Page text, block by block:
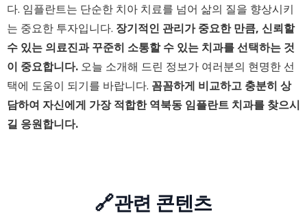
다. 임플란트는 단순한 치아 치료를 넘어 삶의 질을 향상시키
는 중요한 투자입니다. 장기적인 관리가 중요한 만큼, 신뢰할
수 있는 의료진과 꾸준히 소통할 수 있는 치과를 선택하는 것
이 중요합니다. 오늘 소개해 드린 정보가 여러분의 현명한 선
택에 도움이 되기를 바랍니다. 꼼꼼하게 비교하고 충분히 상
담하여 자신에게 가장 적합한 역북동 임플란트 치과를 찾으시
길 응원합니다.
🔗관련 콘텐츠